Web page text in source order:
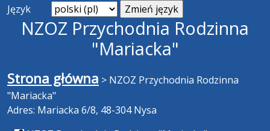
Język
NZOZ Przychodnia Rodzinna
"Mariacka"
Strona główna > NZOZ Przychodnia Rodzinna
"Mariacka"
Adres: Mariacka 6/8, 48-304 Nysa